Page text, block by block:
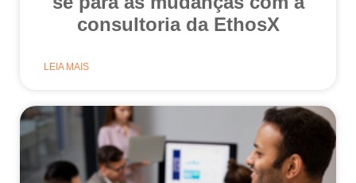
consultoria da EthosX
LEIA MAIS